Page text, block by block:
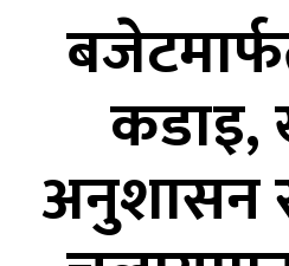
कडाइ,
अनुशासन